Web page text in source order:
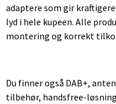
adaptere som gir
lyd i hele kupeen. Alle
montering og korrekt
Du finner også DAB+,
tilbehør, handsfree-